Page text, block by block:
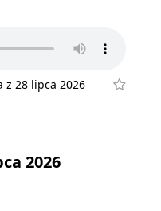
z 28 lipca 2026
2026